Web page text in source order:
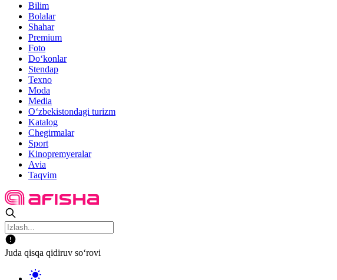
Bilim
Bolalar
Shahar
Premium
Foto
Do‘konlar
Stendap
Texno
Moda
Media
O‘zbekistondagi turizm
Katalog
Chegirmalar
Sport
Kinopremyeralar
Avia
Taqvim
Juda qisqa qidiruv so‘rovi